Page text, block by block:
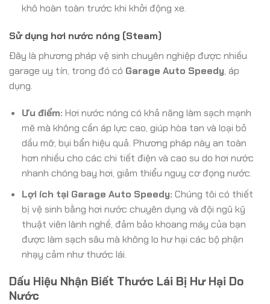
khô hoàn toàn trước khi khởi động xe.
Sử dụng hơi nước nóng (Steam)
Đây là phương pháp vệ sinh chuyên nghiệp được nhiều
garage uy tín, trong đó có Garage Auto Speedy, áp
dụng.
Ưu điểm: Hơi nước nóng có khả năng làm sạch mạnh
mẽ mà không cần áp lực cao, giúp hòa tan và loại bỏ
dầu mỡ, bụi bẩn hiệu quả. Phương pháp này an toàn
hơn nhiều cho các chi tiết điện và cao su do hơi nước
nhanh chóng bay hơi, giảm thiểu nguy cơ đọng nước.
Lợi ích tại Garage Auto Speedy: Chúng tôi có thiết
bị vệ sinh bằng hơi nước chuyên dụng và đội ngũ kỹ
thuật viên lành nghề, đảm bảo khoang máy của bạn
được làm sạch sâu mà không lo hư hại các bộ phận
nhạy cảm như thước lái.
Dấu Hiệu Nhận Biết Thước Lái Bị Hư Hại Do
Nước